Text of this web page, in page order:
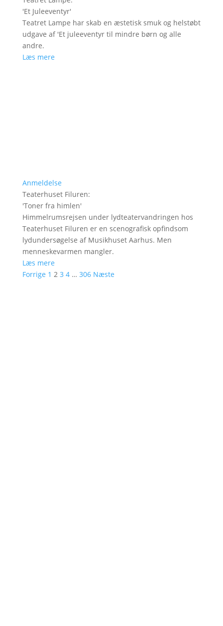
'Et Juleeventyr'
Teatret Lampe har skab en æstetisk smuk og helstøbt
udgave af 'Et juleeventyr til mindre børn og alle
andre.
Læs mere
Anmeldelse
Teaterhuset Filuren:
'Toner fra himlen'
Himmelrumsrejsen under lydteatervandringen hos
Teaterhuset Filuren er en scenografisk opfindsom
lydundersøgelse af Musikhuset Aarhus. Men
menneskevarmen mangler.
Læs mere
Forrige 1 2 3 4 … 306 Næste